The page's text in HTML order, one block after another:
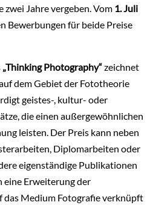
zwei Jahre vergeben. Vom 1. Juli
Bewerbungen für beide Preise
„Thinking Photography“zeichnet
dem Gebiet der Fototheorie
geistes-, kultur- oder
die einen außergewöhnlichen
leisten. Der Preis kann neben
Diplomarbeiten oder
eigenständige Publikationen
eine Erweiterung der
das Medium Fotografie verknüpft